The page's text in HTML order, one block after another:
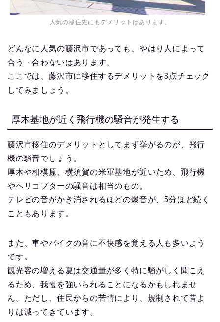
人気の移住先にもデメリットはあります。
どんなに人気の藤沢市であっても、やはり人によって
合う・合わないはあります。
ここでは、藤沢市に移住するデメリットを3点チェック
してみましょう。
厚木基地が近く飛行機の騒音が発生する
藤沢市移住のデメリットとしてまず挙がるのが、飛行
機の騒音でしょう。
厚木や相模原、横須賀の米軍基地が近いため、飛行機
やヘリコプターの騒音は相当のもの。
テレビの音がかき消されるほどの爆音が、5分ほど続く
こともあります。
また、車やバイクの音に不快感を覚える人も多いよう
です。
観光客の増える夏は交通量が多く特に騒がしく聞こえ
るため、我慢を強いられることになるかもしれませ
ん。ただし、住民からの苦情により、規制されて昔よ
りは減ってきています。